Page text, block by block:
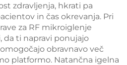
zdravljenja, hkrati pa
in čas okrevanja. Pri
za RF mikroiglenje
ti napravi ponujajo
obravnavo več
platformo. Natančna igelna